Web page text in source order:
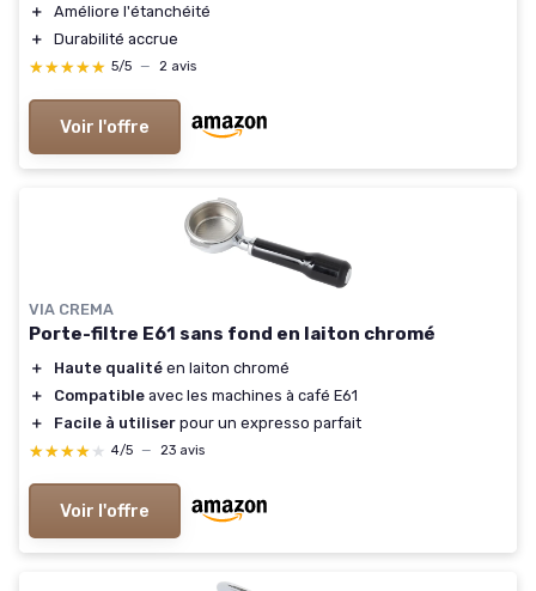
＋
Améliore l'étanchéité
＋
Durabilité accrue
★★★★★
★★★★★ 5/5 — 2 avis
Voir l'offre
VIA CREMA
Porte-filtre E61 sans fond en laiton chromé
＋ Haute qualité en laiton chromé
＋
Compatible avec les machines à café E61
＋
Facile à utiliser pour un expresso parfait
★★★★★
★★★★★ 4/5 — 23 avis
Voir l'offre